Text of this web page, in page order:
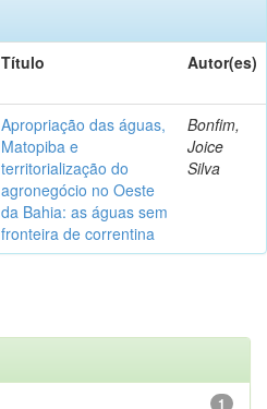
Título Autor(es)
Apropriação das águas,
Matopiba e
territorialização do
agronegócio no Oeste
da Bahia: as águas sem
fronteira de correntina
Bonfim,
Joice
Silva
1